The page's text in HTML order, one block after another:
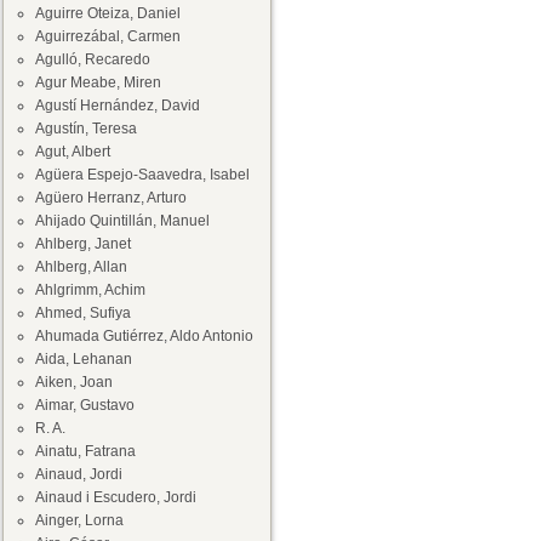
Aguirre Oteiza, Daniel
Aguirrezábal, Carmen
Agulló, Recaredo
Agur Meabe, Miren
Agustí Hernández, David
Agustín, Teresa
Agut, Albert
Agüera Espejo-Saavedra, Isabel
Agüero Herranz, Arturo
Ahijado Quintillán, Manuel
Ahlberg, Janet
Ahlberg, Allan
Ahlgrimm, Achim
Ahmed, Sufiya
Ahumada Gutiérrez, Aldo Antonio
Aida, Lehanan
Aiken, Joan
Aimar, Gustavo
R. A.
Ainatu, Fatrana
Ainaud, Jordi
Ainaud i Escudero, Jordi
Ainger, Lorna